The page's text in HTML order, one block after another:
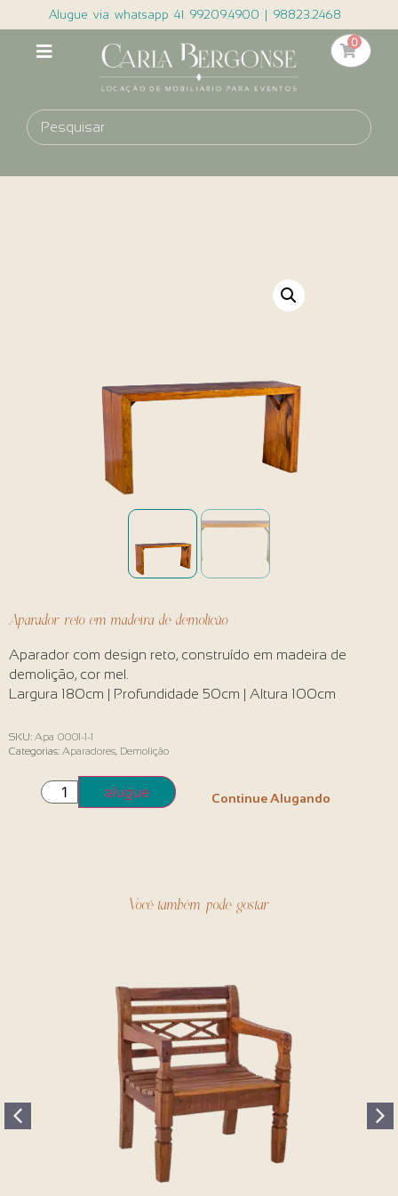
Alugue via whatsapp 41 99209.4900 | 98823.2468
0
Aparador reto em madeira de demolição
Aparador com design reto, construído em madeira de
demolição, cor mel.
Largura 180cm | Profundidade 50cm | Altura 100cm
SKU: Apa 0001-1-1
Categorias: Aparadores, Demolição
alugue Continue Alugando
Você também pode gostar